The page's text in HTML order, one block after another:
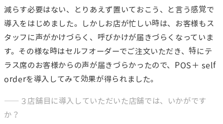
減らす必要はない、とりあえず置いておこう、と言う感覚で
導入をはじめました。しかしお店が忙しい時は、お客様もス
タッフに声がかけづらく、呼びかけが届きづらくなっていま
す。その様な時はセルフオーダーでご注文いただき、特にテ
ラス席のお客様からの声が届きづらかったので、POS＋ self
orderを導入してみて効果が得られました。
――３店舗目に導入していただいた店舗では、いかがです
か？